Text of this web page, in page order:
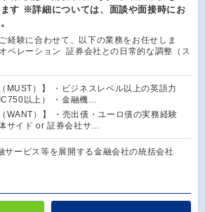
す ※詳細については、面談や面接時にお
経験に合わせて、以下の業務をお任せしま
ペレーション 証券会社との日常的な調整（ス
（MUST）】 ・ビジネスレベル以上の英語力
以上） ・金融機…
（WANT）】 ・売出債・ユーロ債の実務経験
体サイド or 証券会社サ…
サービス等を展開する金融会社の統括会社